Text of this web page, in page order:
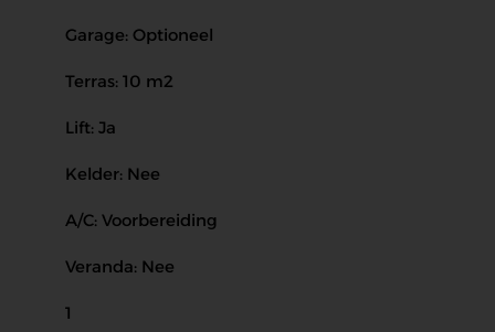
Garage: Optioneel
Terras: 10 m2
Lift: Ja
Kelder: Nee
A/C: Voorbereiding
Veranda: Nee
1